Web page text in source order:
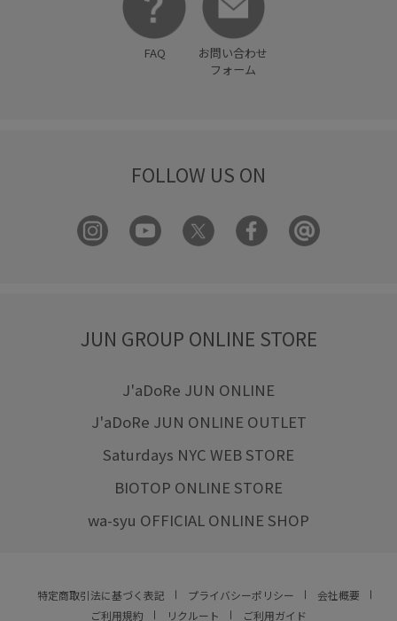
FAQ
お問い合わせ
フォーム
FOLLOW US ON
JUN GROUP ONLINE STORE
J'aDoRe JUN ONLINE
J'aDoRe JUN ONLINE OUTLET
Saturdays NYC WEB STORE
BIOTOP ONLINE STORE
wa-syu OFFICIAL ONLINE SHOP
特定商取引法に基づく表記 プライバシーポリシー
会社概要
ご利用規約
リクルート ご利用ガイド